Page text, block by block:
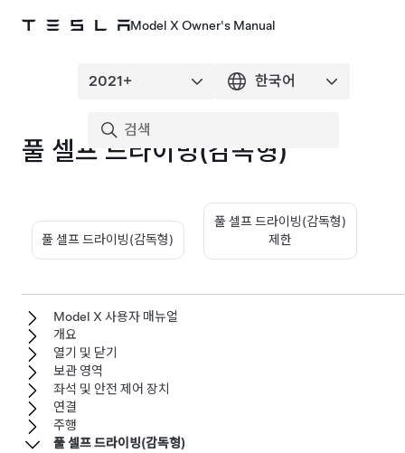
Model X Owner's Manual
풀 셀프 드라이빙(감독형)
풀 셀프 드라이빙(감독형)
풀 셀프 드라이빙(감독형)
제한
Model X 사용자 매뉴얼
개요
열기 및 닫기
보관 영역
좌석 및 안전 제어 장치
연결
주행
풀 셀프 드라이빙(감독형)